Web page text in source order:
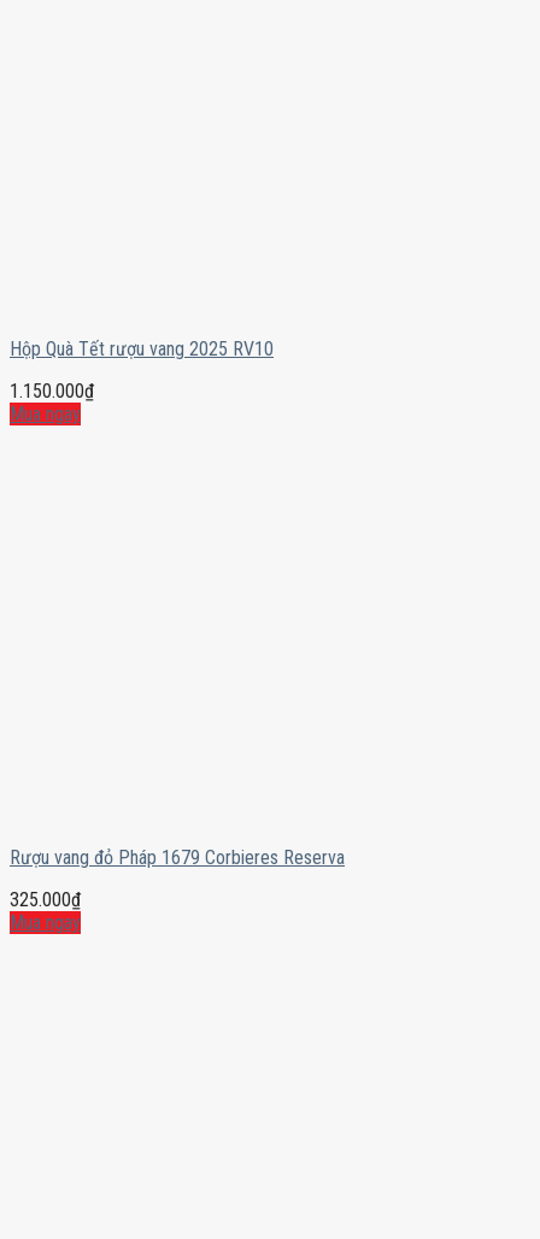
Hộp Quà Tết rượu vang 2025 RV10
1.150.000₫
Mua ngay
Rượu vang đỏ Pháp 1679 Corbieres Reserva
325.000₫
Mua ngay